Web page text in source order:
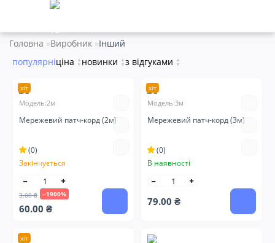
Головна Виробник
Інший
популярніціна ▲
▼ новинки ▲
▼з відгуками ▲
▼
хіт
Модель:2м
Мережевий патч-корд (2м)
(0)
Закінчується
3.00 ₴ --1900%
60.00 ₴
хіт
Модель:3м
Мережевий патч-корд (3м)
(0)
В наявності
79.00 ₴
хіт